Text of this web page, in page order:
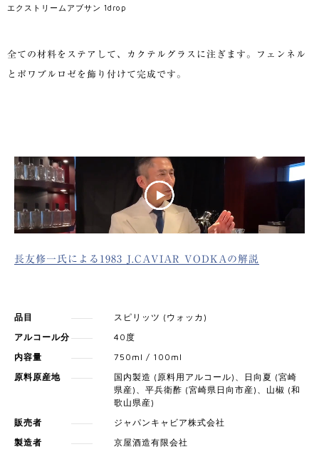
エクストリームアブサン 1drop
全ての材料をステアして、カクテルグラスに注ぎます。フェンネル
とポワブルロゼを飾り付けて完成です。
長友修一氏による1983 J.CAVIAR VODKAの解説
品目
スピリッツ (ウォッカ)
アルコール分
40度
内容量
750ml / 100ml
原料原産地
国内製造 (原料用アルコール)、日向夏 (宮崎
県産)、平兵衛酢 (宮崎県日向市産)、山椒 (和
歌山県産)
販売者
ジャパンキャビア株式会社
製造者
京屋酒造有限会社